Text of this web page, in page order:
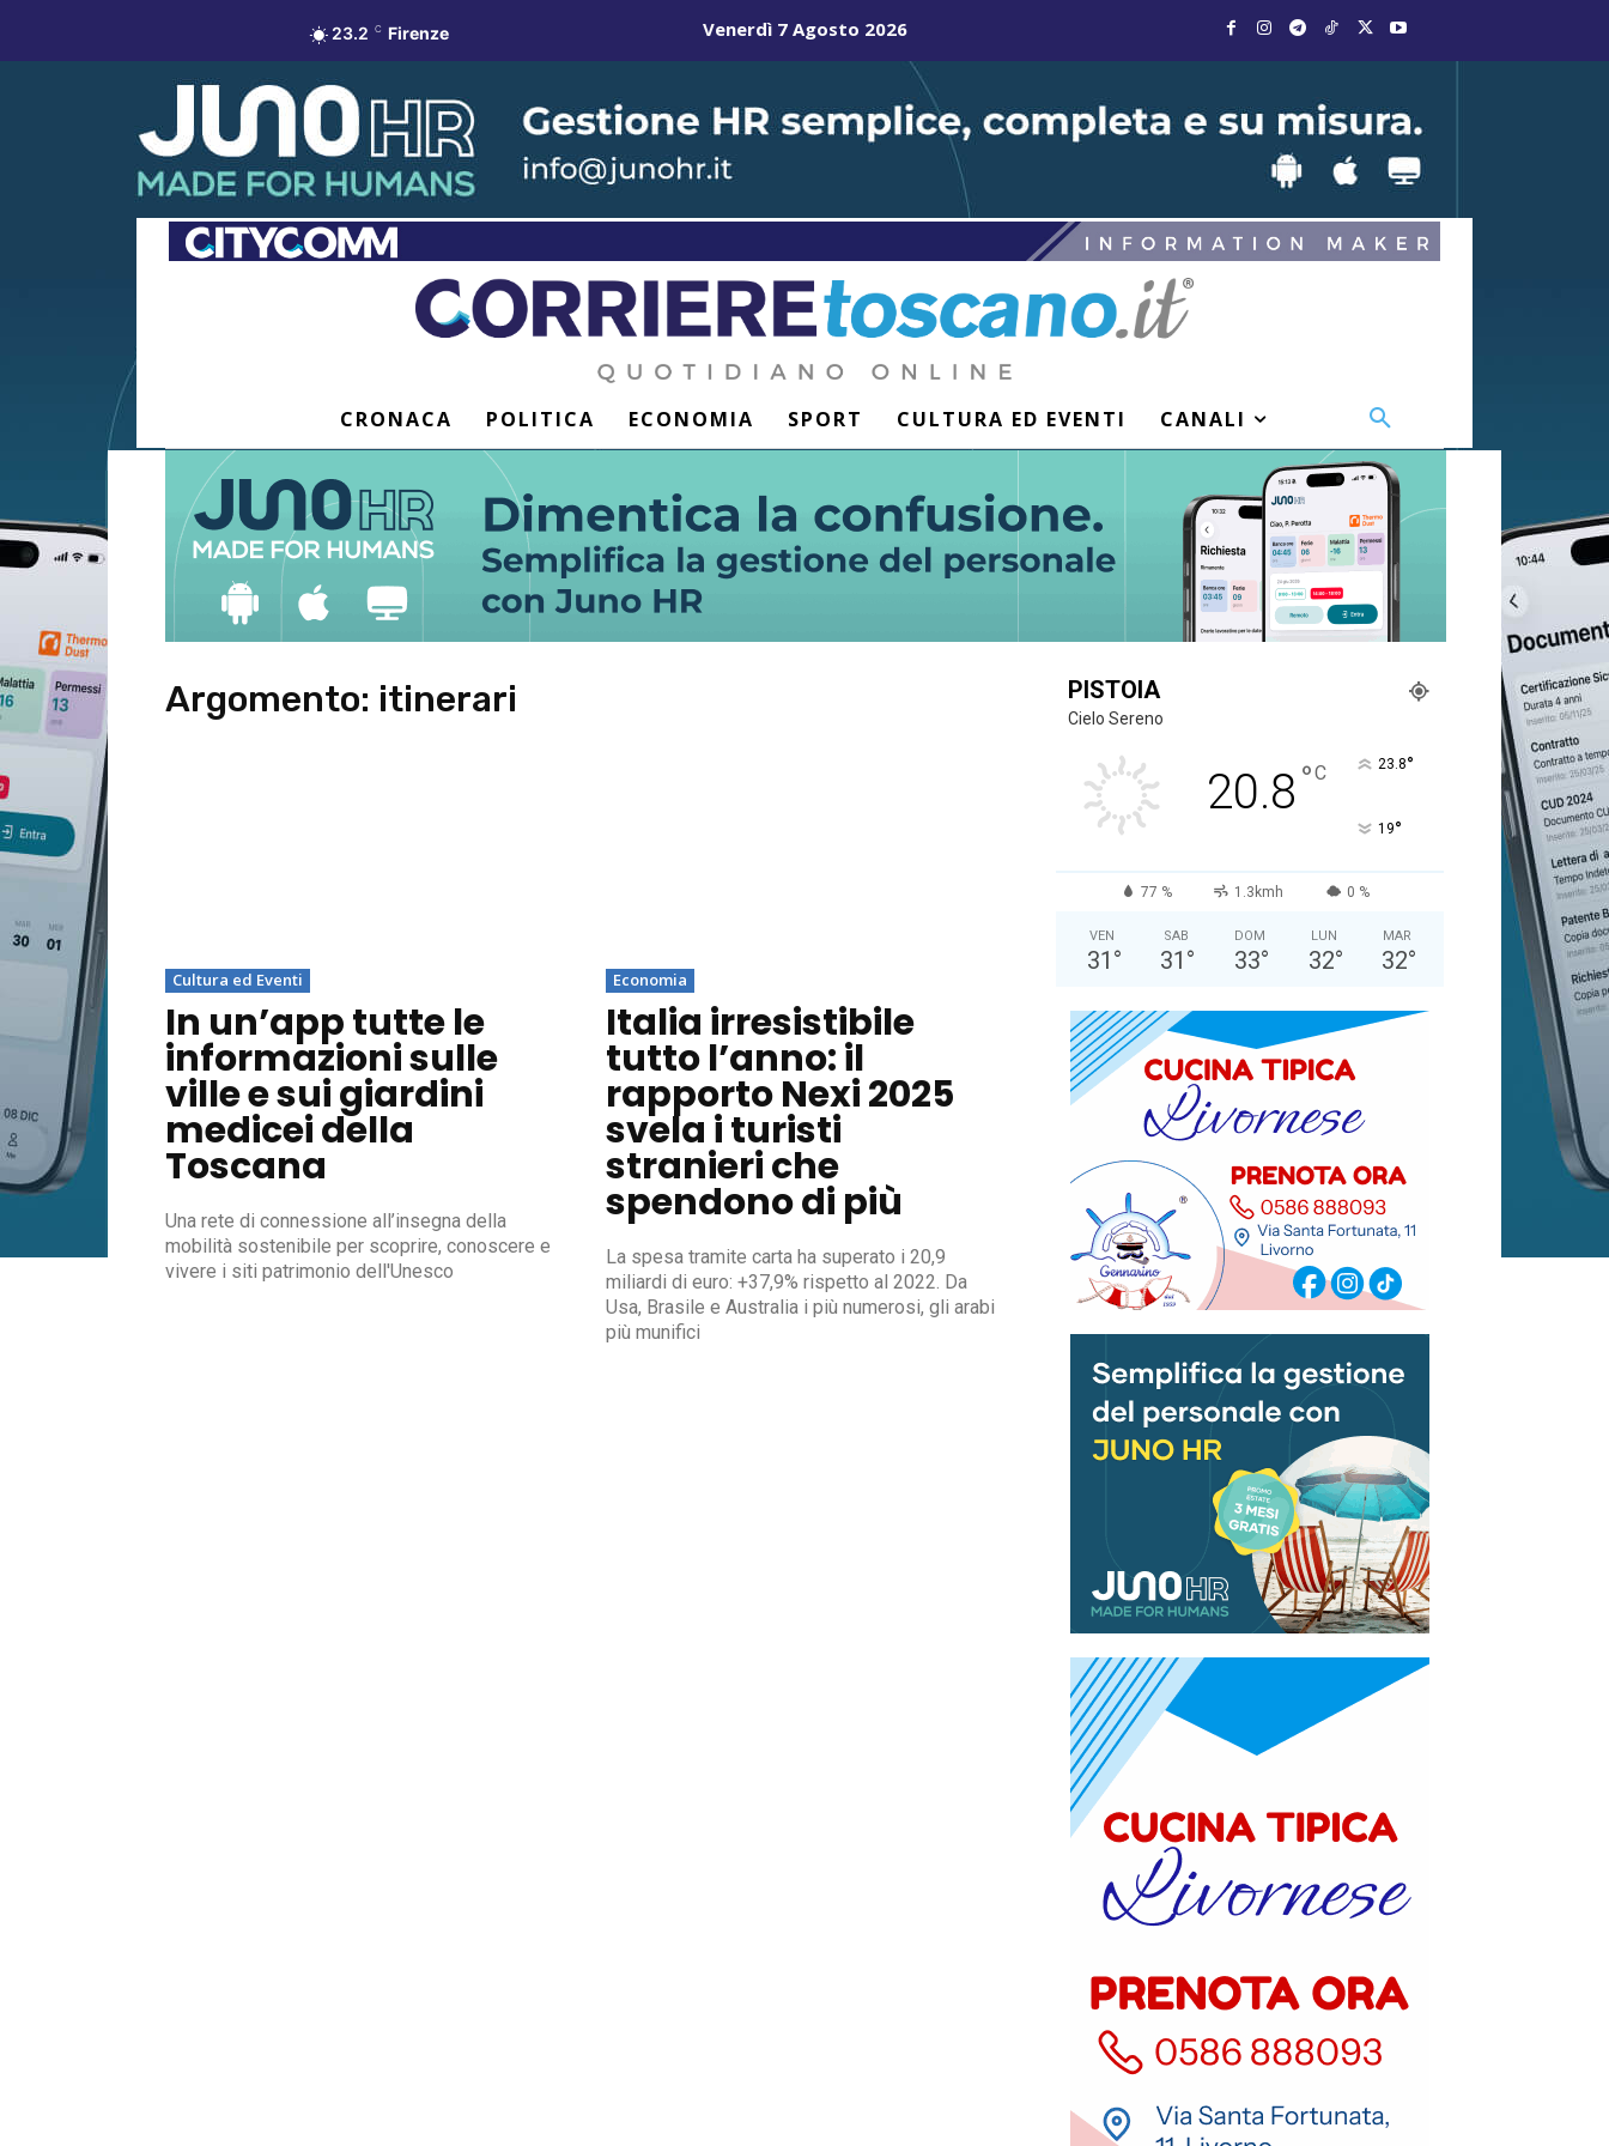
23.2 C Firenze Venerdì 7 Agosto 2026
CRONACA POLITICA ECONOMIA SPORT CULTURA ED EVENTI CANALI
Argomento: itinerari
Cultura ed Eventi
In un’app tutte le
informazioni sulle
ville e sui giardini
medicei della
Toscana
Una rete di connessione all’insegna della
mobilità sostenibile per scoprire, conoscere e
vivere i siti patrimonio dell'Unesco
Economia
Italia irresistibile
tutto l’anno: il
rapporto Nexi 2025
svela i turisti
stranieri che
spendono di più
La spesa tramite carta ha superato i 20,9
miliardi di euro: +37,9% rispetto al 2022. Da
Usa, Brasile e Australia i più numerosi, gli arabi
più munifici
PISTOIA
Cielo Sereno
20.8 °C 23.8°
19°
77 % 1.3kmh 0 %
VEN
31 °
SAB
31 °
DOM
33°
LUN
32°
MAR
32°